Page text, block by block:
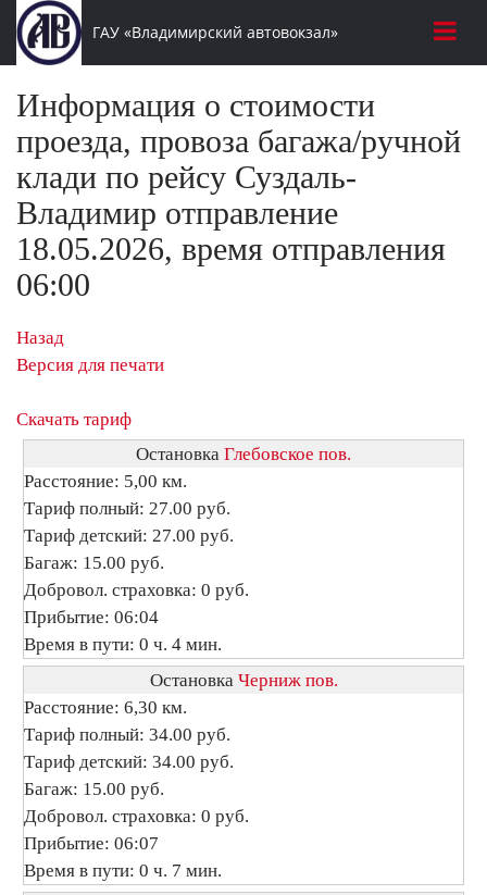
ГАУ «Владимирский автовокзал»
Информация о стоимости
проезда, провоза багажа/ручной
клади по рейсу Суздаль-
Владимир отправление
18.05.2026, время отправления
06:00
Назад
Версия для печати
Скачать тариф
Остановка Глебовское пов.
Расстояние: 5,00 км.
Тариф полный: 27.00 руб.
Тариф детский: 27.00 руб.
Багаж: 15.00 руб.
Добровол. страховка: 0 руб.
Прибытие: 06:04
Время в пути: 0 ч. 4 мин.
Остановка Черниж пов.
Расстояние: 6,30 км.
Тариф полный: 34.00 руб.
Тариф детский: 34.00 руб.
Багаж: 15.00 руб.
Добровол. страховка: 0 руб.
Прибытие: 06:07
Время в пути: 0 ч. 7 мин.